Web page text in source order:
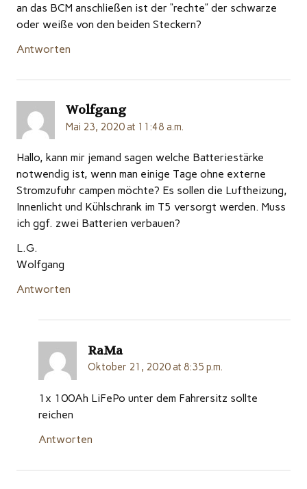
an das BCM anschließen ist der “rechte” der schwarze
oder weiße von den beiden Steckern?
Antworten
Wolfgang
Mai 23, 2020 at 11:48 a.m.
Hallo, kann mir jemand sagen welche Batteriestärke
notwendig ist, wenn man einige Tage ohne externe
Stromzufuhr campen möchte? Es sollen die Luftheizung,
Innenlicht und Kühlschrank im T5 versorgt werden. Muss
ich ggf. zwei Batterien verbauen?
L.G.
Wolfgang
Antworten
RaMa
Oktober 21, 2020 at 8:35 p.m.
1x 100Ah LiFePo unter dem Fahrersitz sollte
reichen
Antworten